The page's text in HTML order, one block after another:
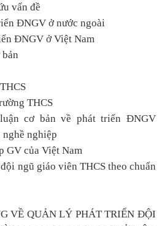
vấn đề
ĐNGV ở nước ngoài
ĐNGV ở Việt Nam
THCS
cơ bản về phát triển ĐNGV
nghề nghiệp
GV của Việt Nam
ngũ giáo viên THCS theo chuẩn
VỀ QUẢN LÝ PHÁT TRIỂN ĐỘI